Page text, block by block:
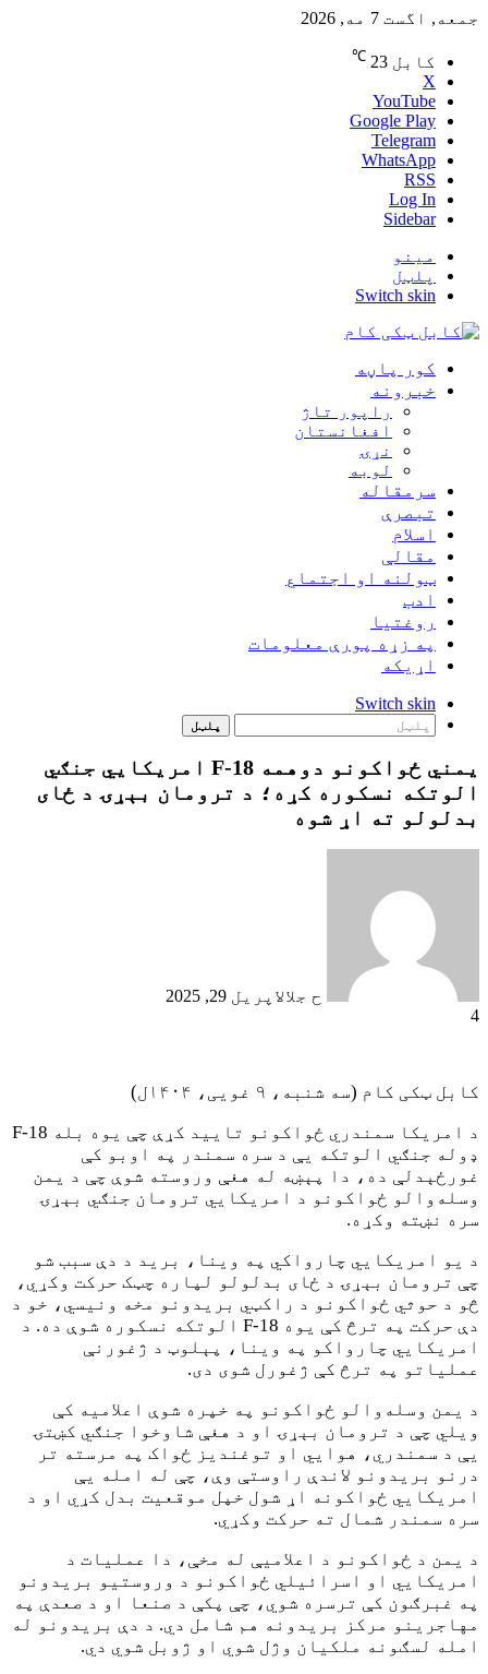
جمعه, اگست 7 مه, 2026
کابل 23
℃
X
YouTube
Google Play
Telegram
WhatsApp
RSS
Log In
Sidebar
مینو
پلټل
Switch skin
کور پاڼه
خبرونه
راپور تاژ
افغانستان
نړۍ
لوبه
سرمقاله
تبصرې
اسلام
مقالې
ټولنه او اجتماع
ادب
روغتيا
په زړه پورې معلومات
اړيکه
Switch skin
پلټل
يمني ځواکونو دوهمه F-18 امريکايي جنګي
الوتکه نسکوره کړه؛ د ترومان بېړۍ د ځای
بدلولو ته اړ شوه
ح جلال اپریل 29, 2025
4
کابل ټکی کام (سه شنبه، ۹ غویی، ۱۴۰۴ل)
د امريکا سمندري ځواکونو تاييد کړې چې يوه بله F-18
ډوله جنګي الوتکه يې د سره سمندر په اوبو کې
غورځېدلې ده، دا پېښه له هغې وروسته شوې چې د يمن
وسله‌والو ځواکونو د امريکايي ترومان جنګي بېړۍ
سره نښته وکړه.
د يو امريکايي چارواکي په وينا، بريد د دې سبب شو
چې ترومان بېړۍ د ځای بدلولو لپاره چټک حرکت وکړي،
څو د حوثي ځواکونو د راکټي بريدونو مخه ونيسي، خو د
دې حرکت په ترڅ کې يوه F-18 الوتکه نسکوره شوې ده. د
امريکايي چارواکو په وينا، پېلوټ د ژغورنې
عملياتو په ترڅ کې ژغورل شوی دی.
د يمن وسله‌والو ځواکونو په خپره شوې اعلاميه کې
ويلي چې د ترومان بېړۍ او د هغې شاوخوا جنګي کښتۍ
يې د سمندري، هوايي او توغنديز ځواک په مرسته تر
درنو بريدونو لاندې راوستې وې، چې له امله يې
امريکايي ځواکونه اړ شول خپل موقعيت بدل کړي او د
سره سمندر شمال ته حرکت وکړي.
د يمن د ځواکونو د اعلاميې له مخې، دا عمليات د
امريکايي او اسرائيلي ځواکونو د وروستيو بريدونو
په غبرګون کې ترسره شوي، چې پکې د صنعا او د صعدې په
مهاجرينو مرکز بريدونه هم شامل دي. د دې بريدونو له
امله لسګونه ملکيان وژل شوي او ژوبل شوي دي.